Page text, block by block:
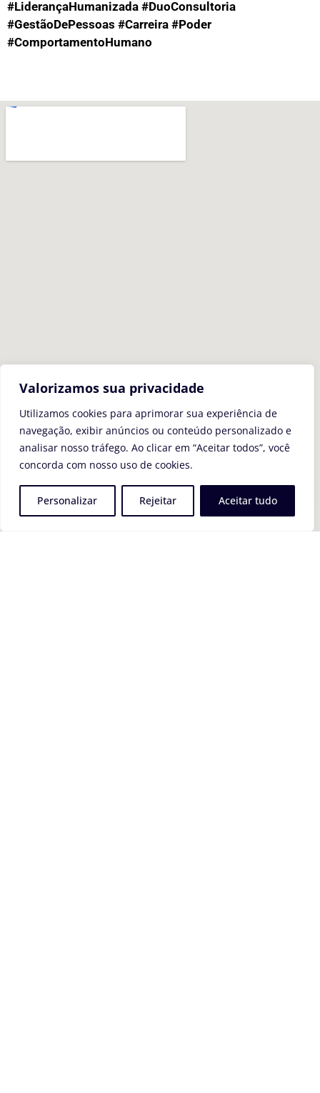
Valorizamos sua privacidade
Utilizamos cookies para aprimorar sua experiência de
navegação, exibir anúncios ou conteúdo personalizado e
analisar nosso tráfego. Ao clicar em “Aceitar todos”, você
concorda com nosso uso de cookies.
Personalizar Rejeitar Aceitar tudo
#LiderançaHumanizada #DuoConsultoria
#GestãoDePessoas #Carreira #Poder
#ComportamentoHumano